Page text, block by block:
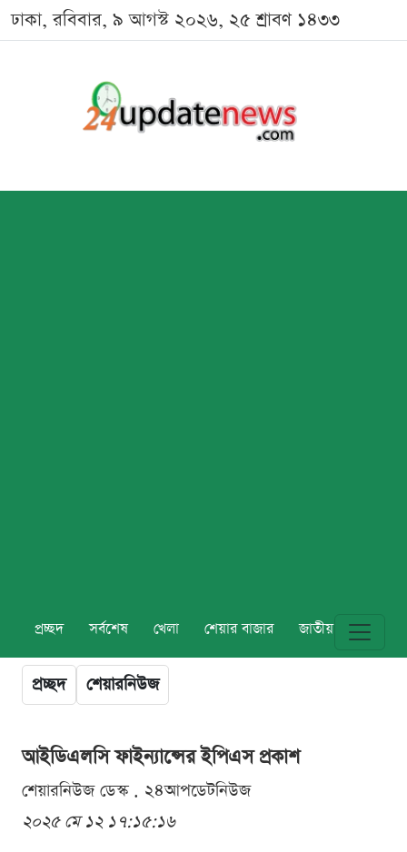
ঢাকা, রবিবার, ৯ আগস্ট ২০২৬, ২৫ শ্রাবণ ১৪৩৩
প্রচ্ছদ সর্বশেষ খেলা শেয়ার বাজার জাতীয় বিশ্ব
প্রচ্ছদ শেয়ারনিউজ
আইডিএলসি ফাইন্যান্সের ইপিএস প্রকাশ
শেয়ারনিউজ ডেস্ক . ২৪আপডেটনিউজ
২০২৫ মে ১২ ১৭:১৫:১৬